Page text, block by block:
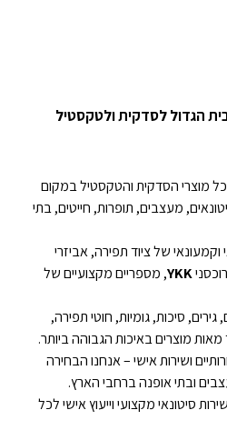
הגדול לסדקית ולטקסטיל
מוצרי הסדקית והטקסטיל במקום
מעצבים, תופרות, חייטים, בתי
של ציוד תפירה, אביזרי
YKK, מספריים מקצועיים של
סיכות, גומיות, חוטי תפירה,
מוצרים באיכות הגבוהה ביותר.
ושירות אישי – אנחנו הבחירה
ובתי אופנה ברחבי הארץ.
סיטונאי מקצועי וייעוץ אישי לכל